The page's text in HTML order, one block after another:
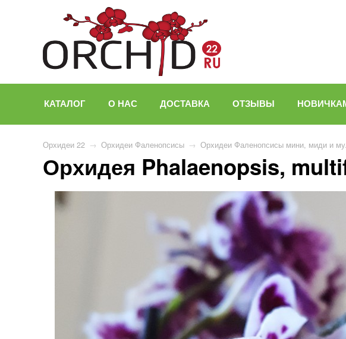
КАТАЛОГ О НАС ДОСТАВКА ОТЗЫВЫ
Орхидеи 22 → Орхидеи Фаленопсисы → Орхидеи Фаленопсисы мини, миди и
Орхидея Phalaenopsis,